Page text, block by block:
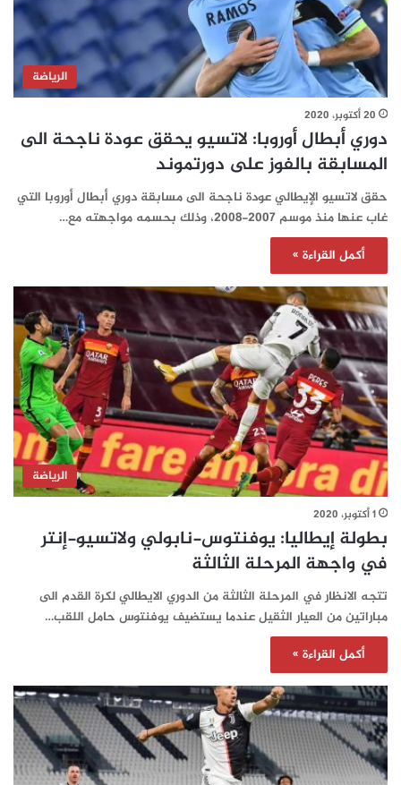
الرياضة
20 أكتوبر، 2020
دوري أبطال أوروبا: لاتسيو يحقق عودة ناجحة الى
المسابقة بالفوز على دورتموند
حقق لاتسيو الإيطالي عودة ناجحة الى مسابقة دوري أبطال أوروبا التي
غاب عنها منذ موسم 2007-2008، وذلك بحسمه مواجهته مع…
أكمل القراءة »
الرياضة
1 أكتوبر، 2020
بطولة إيطاليا: يوفنتوس-نابولي ولاتسيو-إنتر
في واجهة المرحلة الثالثة
تتجه الانظار في المرحلة الثالثة من الدوري الايطالي لكرة القدم الى
مباراتين من العيار الثقيل عندما يستضيف يوفنتوس حامل اللقب…
أكمل القراءة »